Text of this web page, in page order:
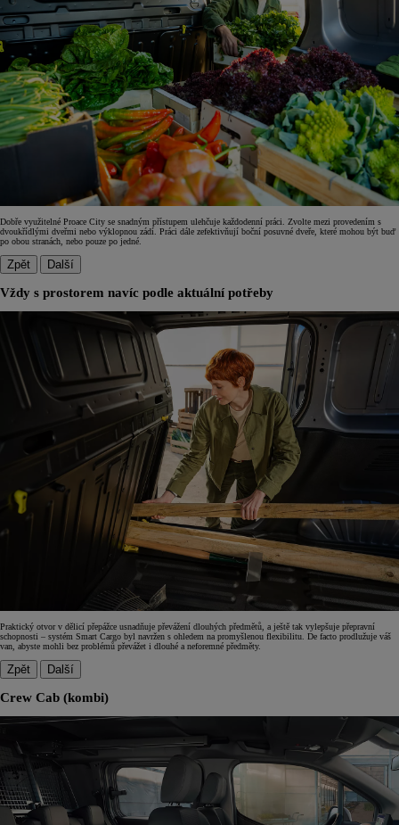
Dobře využitelné Proace City se snadným přístupem ulehčuje každodenní práci. Zvolte mezi provedením s
dvoukřídlými dveřmi nebo výklopnou zádí. Práci dále zefektivňují boční posuvné dveře, které mohou být buď
po obou stranách, nebo pouze po jedné.
Zpět Další
Vždy s prostorem navíc podle aktuální potřeby
Praktický otvor v dělicí přepážce usnadňuje převážení dlouhých předmětů, a ještě tak vylepšuje přepravní
schopnosti – systém Smart Cargo byl navržen s ohledem na promyšlenou flexibilitu. De facto prodlužuje váš
van, abyste mohli bez problémů převážet i dlouhé a neforemné předměty.
Zpět Další
Crew Cab (kombi)